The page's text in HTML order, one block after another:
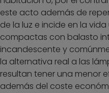
este acto además de
de la luz e incide en la
compactas con balasto
incandescente y
la alternativa real a las
resultan tener una menor
además del coste